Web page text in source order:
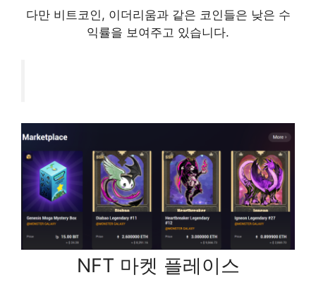
다만 비트코인, 이더리움과 같은 코인들은 낮은 수
익률을 보여주고 있습니다.
NFT 마켓 플레이스